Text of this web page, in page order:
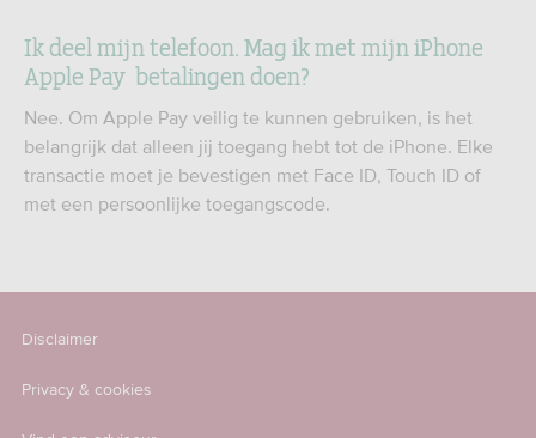
Ik deel mijn telefoon. Mag ik met mijn iPhone
Apple Pay betalingen doen?
Nee. Om Apple Pay veilig te kunnen gebruiken, is het
belangrijk dat alleen jij toegang hebt tot de iPhone. Elke
transactie moet je bevestigen met Face ID, Touch ID of
met een persoonlijke toegangscode.
Disclaimer
Privacy & cookies